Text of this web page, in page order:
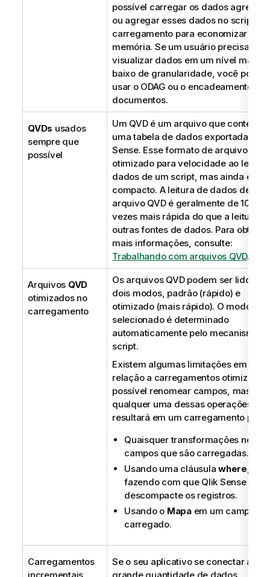
possível carregar os dados
ou agregar esses dados no script de
carregamento para economizar
memória. Se um usuário precisar
visualizar dados em um nível mais
baixo de granularidade, você
usar o ODAG ou o encadeamento de
documentos.
QVDs usados
sempre que
possível
Um QVDé um arquivo que contém
uma tabela de dados exportada do
Sense. Esse formato de arquivo é
otimizado para velocidade ao ler
dados de um script, mas ainda é
compacto. A leitura de dados de um
arquivo QVDé geralmente de 10 a
vezes mais rápida do que a leitura
outras fontes de dados. Para obter
mais informações, consulte:
Trabalhando com arquivos QVD.
Arquivos QVD
otimizados no
carregamento
Os arquivos QVDpodem ser lidos
dois modos, padrão (rápido) e
otimizado (mais rápido). O modo
selecionado é determinado
automaticamente pelo mecanismo
script.
Existem algumas limitações em
relação a carregamentos
possível renomear campos, mas
qualquer uma dessas operações
resultará em um carregamento
Quaisquer transformações nos
campos que são carregadas.
Usando uma cláusula where
fazendo com que Qlik Sense
descompacte os registros.
Usando o Mapaem um campo
carregado.
Carregamentos
incrementais
Se o seu aplicativo se conectar a
grande quantidade de dados